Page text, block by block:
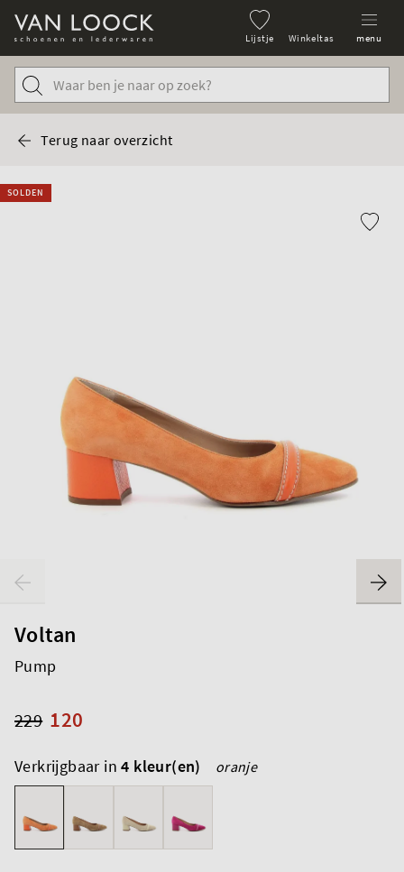
Lijstje Winkeltas menu
Terug naar overzicht
SOLDEN
Voltan
Pump
120
229
Verkrijgbaar in4 kleur(en) oranje